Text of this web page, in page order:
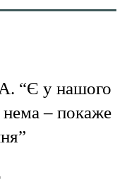
у нашого
нема – покаже